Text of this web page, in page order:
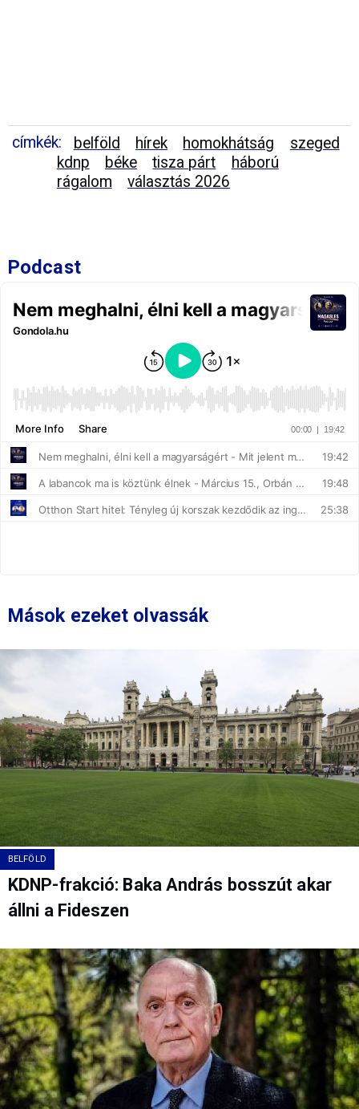
címkék: belföld hírek homokhátság
szeged
kdnp
béke tisza párt
háború
rágalom
választás 2026
Podcast
Mások ezeket olvassák
BELFÖLD
KDNP-frakció: Baka András bosszút akar
állni a Fideszen